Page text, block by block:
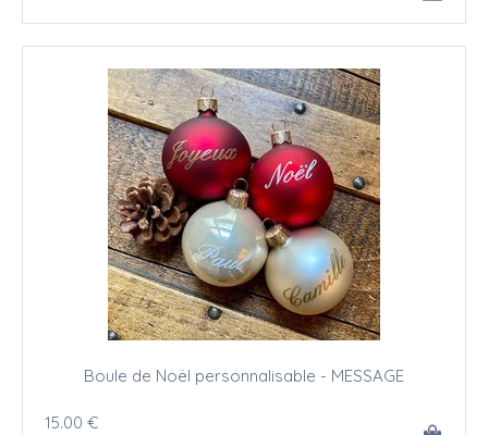
Boule de Noël personnalisable - MESSAGE
15.00 €